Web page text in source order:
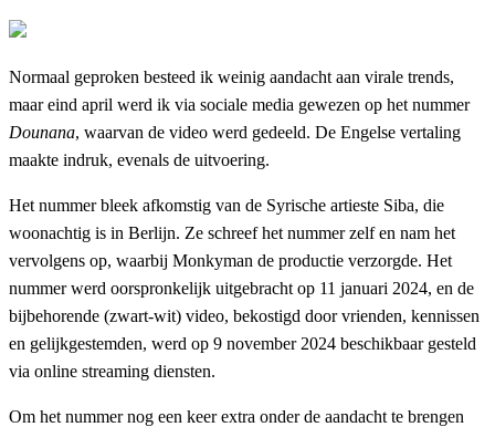
Normaal geproken besteed ik weinig aandacht aan virale trends,
maar eind april werd ik via sociale media gewezen op het nummer
Dounana, waarvan de video werd gedeeld. De Engelse vertaling
maakte indruk, evenals de uitvoering.
Het nummer bleek afkomstig van de Syrische artieste Siba, die
woonachtig is in Berlijn. Ze schreef het nummer zelf en nam het
vervolgens op, waarbij Monkyman de productie verzorgde. Het
nummer werd oorspronkelijk uitgebracht op 11 januari 2024, en de
bijbehorende (zwart-wit) video, bekostigd door vrienden, kennissen
en gelijkgestemden, werd op 9 november 2024 beschikbaar gesteld
via online streaming diensten.
Om het nummer nog een keer extra onder de aandacht te brengen